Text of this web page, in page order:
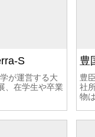
S
が運営する大
、在学生や卒業
豊
豊
社
物